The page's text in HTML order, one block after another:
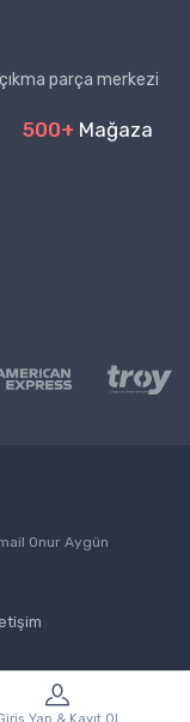
parça merkezi
500+ Mağaza
Onur Aygün